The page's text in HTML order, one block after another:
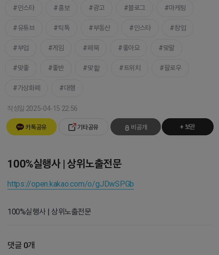
인스타 홍보 광고 블로그 마케팅
유튜브 틱톡 부동산 인스타 창업
부업 게임 페북 좋아요 맞팔
맞좋 좋반 맞핱 트위치 팔로우
가상화폐 대행
작성일 2025-04-15 22:56
카톡공유 기타공유 비공개 + 보관
100%실행사 | 상위노출전문
https://open.kakao.com/o/gJDwSPGb
100%실행사 | 상위노출전문
댓글 0개